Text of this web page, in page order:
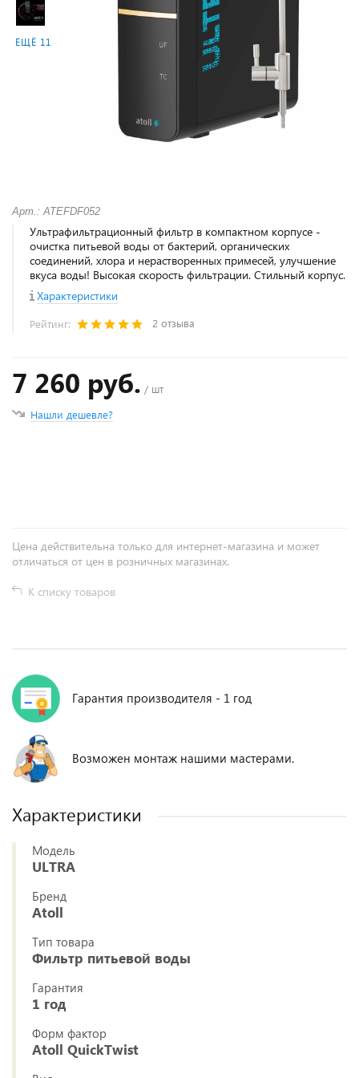
ЕЩЁ 11
Арт.: ATEFDF052
Ультрафильтрационный фильтр в компактном корпусе -
очистка питьевой воды от бактерий, органических
соединений, хлора и нерастворенных примесей, улучшение
вкуса воды! Высокая скорость фильтрации. Стильный корпус.
Характеристики
Рейтинг: 2 отзыва
7 260 руб. / шт
Нашли дешевле?
Цена действительна только для интернет-магазина и может
отличаться от цен в розничных магазинах.
К списку товаров
Гарантия производителя - 1 год
Возможен монтаж нашими мастерами.
Характеристики
Модель
ULTRA
Бренд
Atoll
Тип товара
Фильтр питьевой воды
Гарантия
1 год
Форм фактор
Atoll QuickTwist